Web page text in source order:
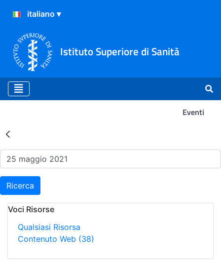
Istituto Superiore di Sanità
Eventi
Risultati della Ricerca -
Ricerca
Voci Risorse
Qualsiasi Risorsa
Contenuto Web (38)